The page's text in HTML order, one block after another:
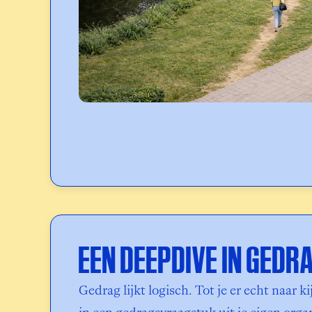
EEN DEEPDIVE IN
Gedrag lijkt logisch. Tot je er echt naar